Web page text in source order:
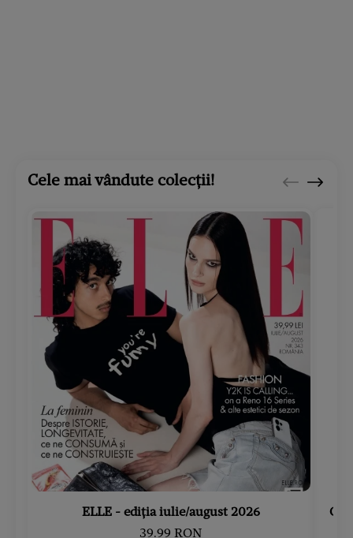
Cele mai vândute colecții!
ELLE - ediția iulie/august 2026
39.99 RON